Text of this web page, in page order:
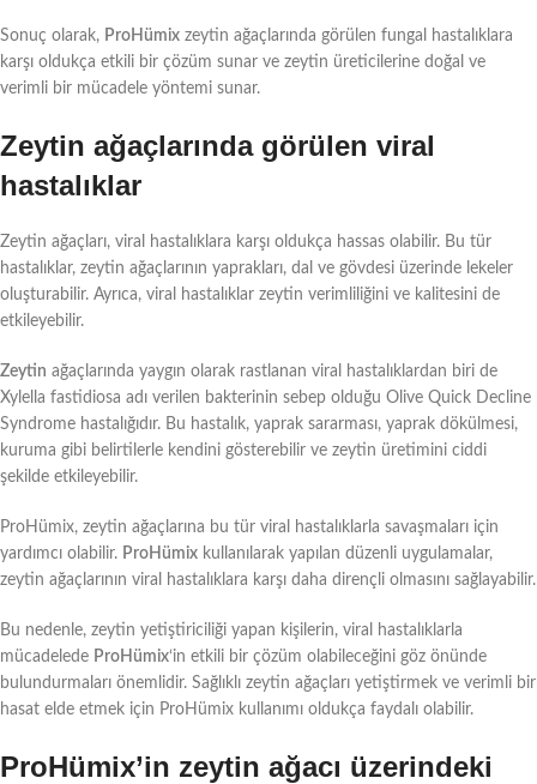
Sonuç olarak, ProHümix zeytin ağaçlarında görülen fungal hastalıklara
karşı oldukça etkili bir çözüm sunar ve zeytin üreticilerine doğal ve
verimli bir mücadele yöntemi sunar.
Zeytin ağaçlarında görülen viral
hastalıklar
Zeytin ağaçları, viral hastalıklara karşı oldukça hassas olabilir. Bu tür
hastalıklar, zeytin ağaçlarının yaprakları, dal ve gövdesi üzerinde lekeler
oluşturabilir. Ayrıca, viral hastalıklar zeytin verimliliğini ve kalitesini de
etkileyebilir.
Zeytin ağaçlarında yaygın olarak rastlanan viral hastalıklardan biri de
Xylella fastidiosa adı verilen bakterinin sebep olduğu Olive Quick Decline
Syndrome hastalığıdır. Bu hastalık, yaprak sararması, yaprak dökülmesi,
kuruma gibi belirtilerle kendini gösterebilir ve zeytin üretimini ciddi
şekilde etkileyebilir.
ProHümix, zeytin ağaçlarına bu tür viral hastalıklarla savaşmaları için
yardımcı olabilir. ProHümix kullanılarak yapılan düzenli uygulamalar,
zeytin ağaçlarının viral hastalıklara karşı daha dirençli olmasını sağlayabilir.
Bu nedenle, zeytin yetiştiriciliği yapan kişilerin, viral hastalıklarla
mücadelede ProHümix‘in etkili bir çözüm olabileceğini göz önünde
bulundurmaları önemlidir. Sağlıklı zeytin ağaçları yetiştirmek ve verimli bir
hasat elde etmek için ProHümix kullanımı oldukça faydalı olabilir.
ProHümix’in zeytin ağacı üzerindeki